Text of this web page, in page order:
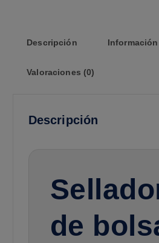
Descripción
Valoraciones (0)
Descripción
de